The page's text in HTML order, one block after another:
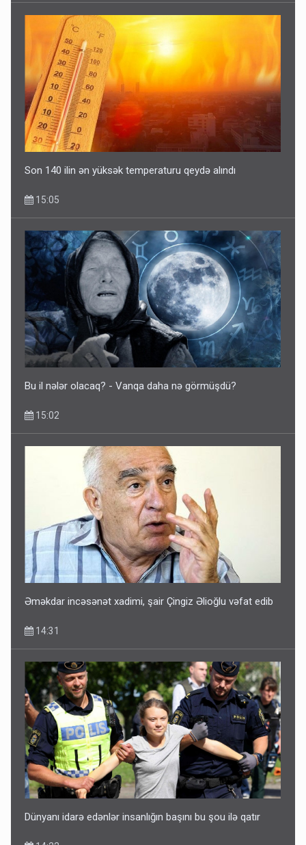
Son 140 ilin ən yüksək temperaturu qeydə alındı
15:05
Bu il nələr olacaq? - Vanqa daha nə görmüşdü?
15:02
Əməkdar incəsənət xadimi, şair Çingiz Əlioğlu vəfat edib
14:31
Dünyanı idarə edənlər insanlığın başını bu şou ilə qatır